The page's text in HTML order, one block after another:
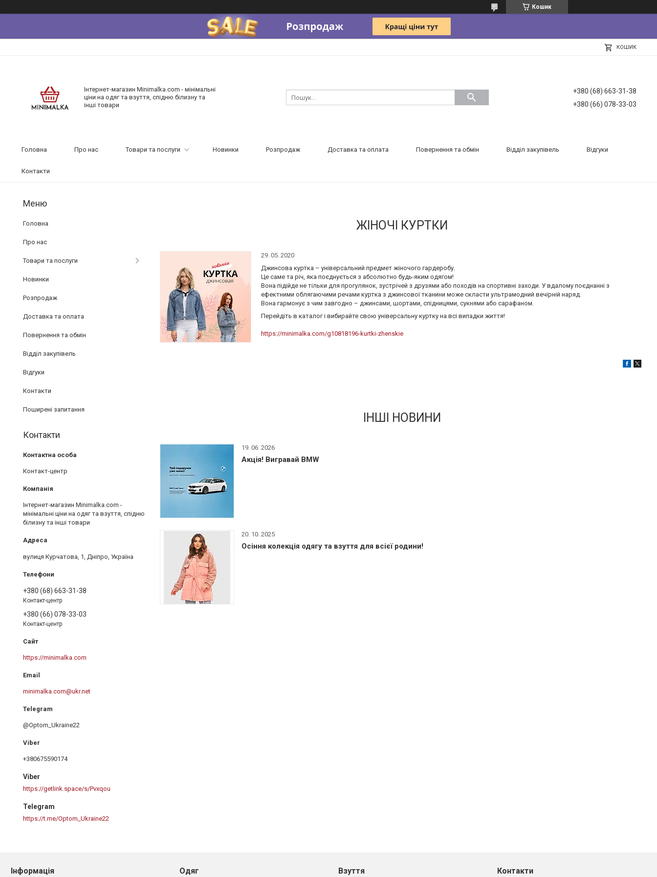
Кошик
КОШИК
Інтернет-магазин Minimalka.com - мінімальні
ціни на одяг та взуття, спідню білизну та
інші товари
+380 (68) 663-31-38
+380 (66) 078-33-03
Головна Про нас Товари та послуги Новинки Розпродаж Доставка та оплата Повернення та обмін Відділ закупівель Відгуки
Контакти
ЖІНОЧІ КУРТКИ
29. 05. 2020
Джинсова куртка – універсальний предмет жіночого гардеробу.
Це саме та річ, яка поєднується з абсолютно будь-яким одягом!
Вона підійде не тільки для прогулянок, зустрічей з друзями або походів на спортивні заходи. У вдалому поєднанні з
ефектними облягаючими речами куртка з джинсової тканини може скласти ультрамодний вечірній наряд.
Вона гармонує з чим завгодно – джинсами, шортами, спідницями, сукнями або сарафаном.
Перейдіть в каталог і вибирайте свою універсальну куртку на всі випадки життя!
https://minimalka.com/g10818196-kurtki-zhenskie
ІНШІ НОВИНИ
19. 06. 2026
Акція! Вигравай BMW
20. 10. 2025
Осіння колекція одягу та взуття для всієї родини!
Головна
Про нас
Товари та послуги
Новинки
Розпродаж
Доставка та оплата
Повернення та обмін
Відділ закупівель
Відгуки
Контакти
Поширені запитання
Контакти
Контакт-центр
Інтернет-магазин Minimalka.com -
мінімальні ціни на одяг та взуття, спідню
білизну та інші товари
вулиця Курчатова, 1, Дніпро, Україна
+380 (68) 663-31-38
Контакт-центр
+380 (66) 078-33-03
Контакт-центр
https://minimalka.com
minimalka.com@ukr.net
@Optom_Ukraine22
+380675590174
Viber
https://getlink.space/s/Pvxqou
Telegram
https://t.me/Optom_Ukraine22
Інформація Одяг Взуття Контакти